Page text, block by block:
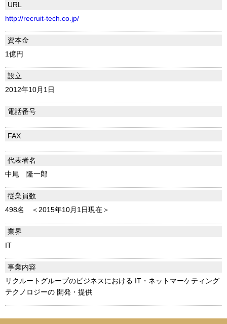
URL
http://recruit-tech.co.jp/
資本金
1億円
設立
2012年10月1日
電話番号
FAX
代表者名
中尾 隆一郎
従業員数
498名 ＜2015年10月1日現在＞
業界
IT
事業内容
リクルートグループのビジネスにおける IT・ネットマーケティング
テクノロジーの 開発・提供